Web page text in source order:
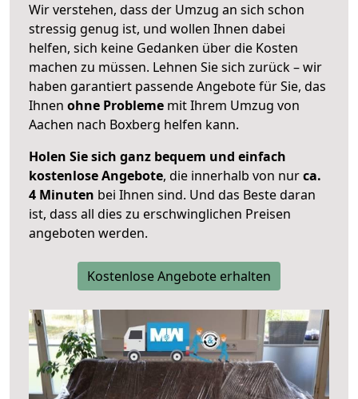
Wir verstehen, dass der Umzug an sich schon
stressig genug ist, und wollen Ihnen dabei
helfen, sich keine Gedanken über die Kosten
machen zu müssen. Lehnen Sie sich zurück – wir
haben garantiert passende Angebote für Sie, das
Ihnen ohne Probleme mit Ihrem Umzug von
Aachen nach Boxberg helfen kann.
Holen Sie sich ganz bequem und einfach
kostenlose Angebote, die innerhalb von nurca.
4 Minuten bei Ihnen sind. Und das Beste daran
ist, dass all dies zu erschwinglichen Preisen
angeboten werden.
Kostenlose Angebote erhalten